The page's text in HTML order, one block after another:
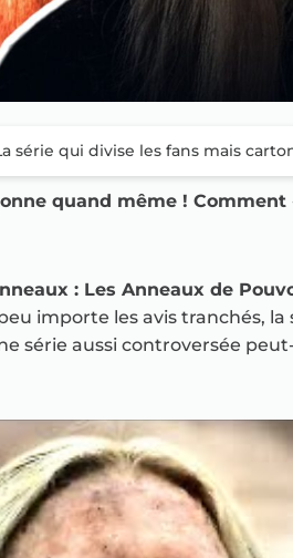
série qui divise les fans mais
quand même ! Comment
: Les Anneaux de
importe les avis tranchés,
série aussi controversée